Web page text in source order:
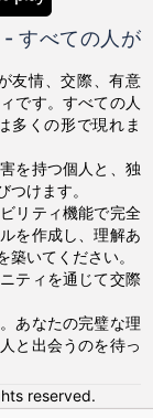
すべての人が
友情、交際、有意
です。すべての人
多くの形で現れま
を持つ個人と、独
けます。
リティ機能で完全
を作成し、理解あ
いてください。
ティを通じて交際
あなたの完璧な理
と出会うのを待っ
reserved.